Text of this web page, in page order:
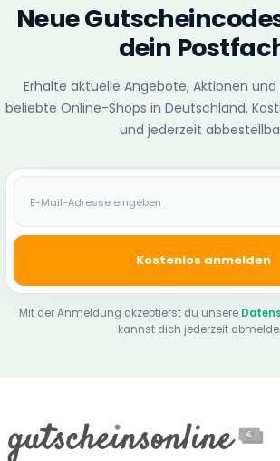
Neue
dein
Erhalte aktuelle Angebote, Aktionen
beliebte Online-Shops in Deutschland.
und jederzeit
E-Mail-Adresse
Kostenlos anmelden
Mit der Anmeldung akzeptierst du unsere
kannst dich jederzeit